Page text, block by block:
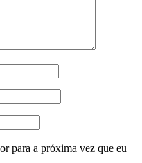
para a próxima vez que eu